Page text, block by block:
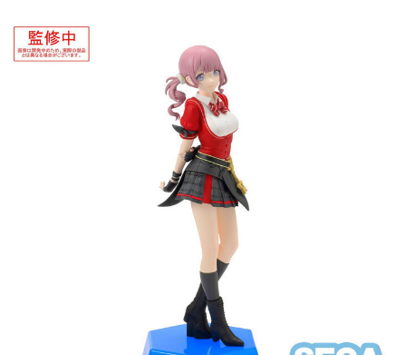
【繳款方式說明】
1.分期款項不併入電信帳單，「大哥付你分期」於每月結算日後寄送繳費提
2.透過簡訊連結打開帳單後，可選擇「超商條碼／台灣大直營門市／銀行轉
帳／街口支付／iPASS MONEY」等通路繳費。
1.本服務係由「台灣大哥大股份有限公司」（以下簡稱本公司）所提供，讓
用戶於交易時，得透過本服務購買商品或服務，並由商店將買賣／分期付款
買賣價金債權讓與本公司後，依約使用本公司帳單繳交帳款。
2.基於同意付款使用「大哥付你分期」之契約關係目的，商店將以您的個人
資料（包含姓名、電話或地址）提供予台灣大哥大進項蒐集、處理及利用，
由本公司與您本人進行分期帳單所需資料之確認、核對及更正。
3.完整用戶服務條款，請詳閱以下連結：
https://oppay.tw/userRule
預購-付款後全家取貨(舊)
每筆NT$90，滿NT$3,000(含以上)免運費
每筆NT$90，滿NT$3,000(含以上)免運費
每筆NT$90，滿NT$3,000(含以上)免運費
每筆NT$120，滿NT$3,000(含以上)免運費
每筆NT$160，滿NT$3,000(含以上)免運費
東海門市自取，需自備購物袋取貨唷。